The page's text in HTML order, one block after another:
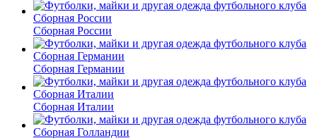
Сборная России
Сборная Германии
Сборная Италии